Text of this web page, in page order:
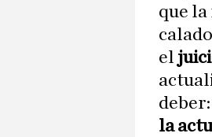
que
el
deber:
la